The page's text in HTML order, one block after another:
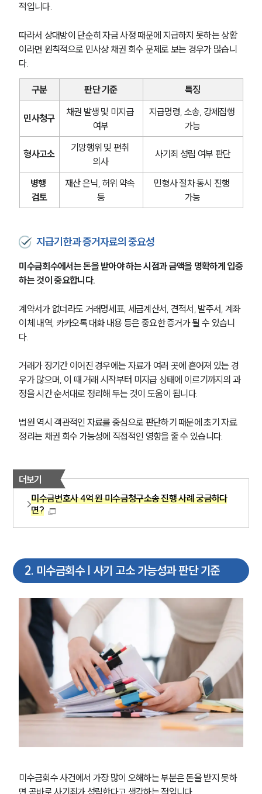
적입니다.
따라서 상대방이 단순히 자금 사정 때문에 지급하지 못하는 상황
이라면 원칙적으로 민사상 채권 회수 문제로 보는 경우가 많습니
다.
구분 판단 기준 특징
민사청구
채권 발생 및 미지급
여부
지급명령, 소송, 강제집행
가능
형사고소
기망행위 및 편취
의사
사기죄 성립 여부 판단
병행
검토
재산 은닉, 허위 약속
등
민형사 절차 동시 진행
가능
지급기한과 증거자료의 중요성
미수금회수에서는 돈을 받아야 하는 시점과 금액을 명확하게 입증
하는 것이 중요합니다.
계약서가 없더라도 거래명세표, 세금계산서, 견적서, 발주서, 계좌
이체 내역, 카카오톡 대화 내용 등은 중요한 증거가 될 수 있습니
다.
거래가 장기간 이어진 경우에는 자료가 여러 곳에 흩어져 있는 경
우가 많으며, 이 때 거래 시작부터 미지급 상태에 이르기까지의 과
정을 시간 순서대로 정리해 두는 것이 도움이 됩니다.
법원 역시 객관적인 자료를 중심으로 판단하기 때문에 초기 자료
정리는 채권 회수 가능성에 직접적인 영향을 줄 수 있습니다.
더보기
미수금변호사 4억 원 미수금청구소송 진행 사례 궁금하다
면?
2. 미수금회수 | 사기 고소 가능성과 판단 기준
미수금회수 사건에서 가장 많이 오해하는 부분은 돈을 받지 못하
면 곧바로 사기죄가 성립한다고 생각하는 점입니다.